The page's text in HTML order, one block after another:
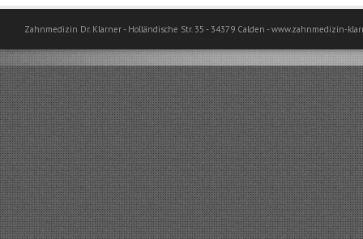
Zahnmedizin Dr. Klarner - Holländische Str. 35 - 34379 Calden - www.zahnmedizin-